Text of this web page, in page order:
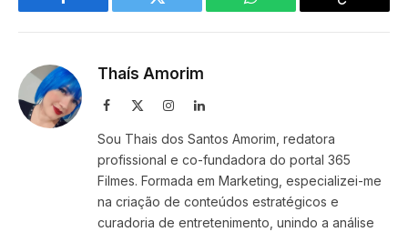
Facebook Twitter WhatsApp
Copy
Thaís Amorim
Facebook InstagramLinkedIn
Sou Thais dos Santos Amorim, redatora
profissional e co-fundadora do portal 365
Filmes. Formada em Marketing, especializei-me
na criação de conteúdos estratégicos e
curadoria de entretenimento, unindo a análise